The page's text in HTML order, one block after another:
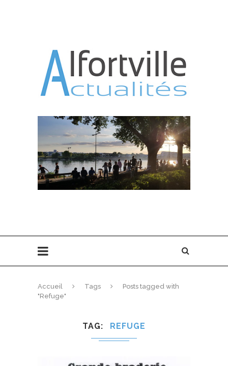
Accueil Tags
Posts tagged with
"Refuge"
TAG REFUGE